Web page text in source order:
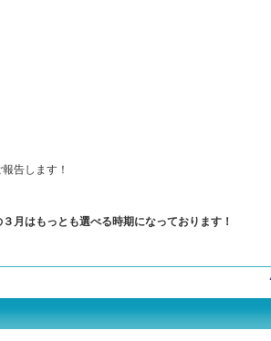
告します！
月はもっとも選べる時期になっております！